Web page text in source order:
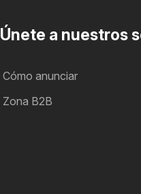
Únete a nuestros
Cómo anunciar
Zona B2B